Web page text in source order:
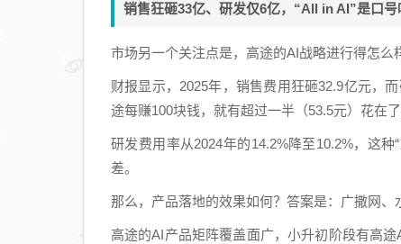
销售狂砸33亿、研发仅6亿，“All in AI”是口号
市场另一个关注点是，高途的AI战略进行得怎么
财报显示，2025年，销售费用狂砸32.9亿元，
途每赚100块钱，就有超过一半（53.5元）花在
研发费用率从2024年的14.2%降至10.2%，这种
差。
那么，产品落地的效果如何？答案是：广撒网、
高途的AI产品矩阵覆盖面广，小升初阶段有高